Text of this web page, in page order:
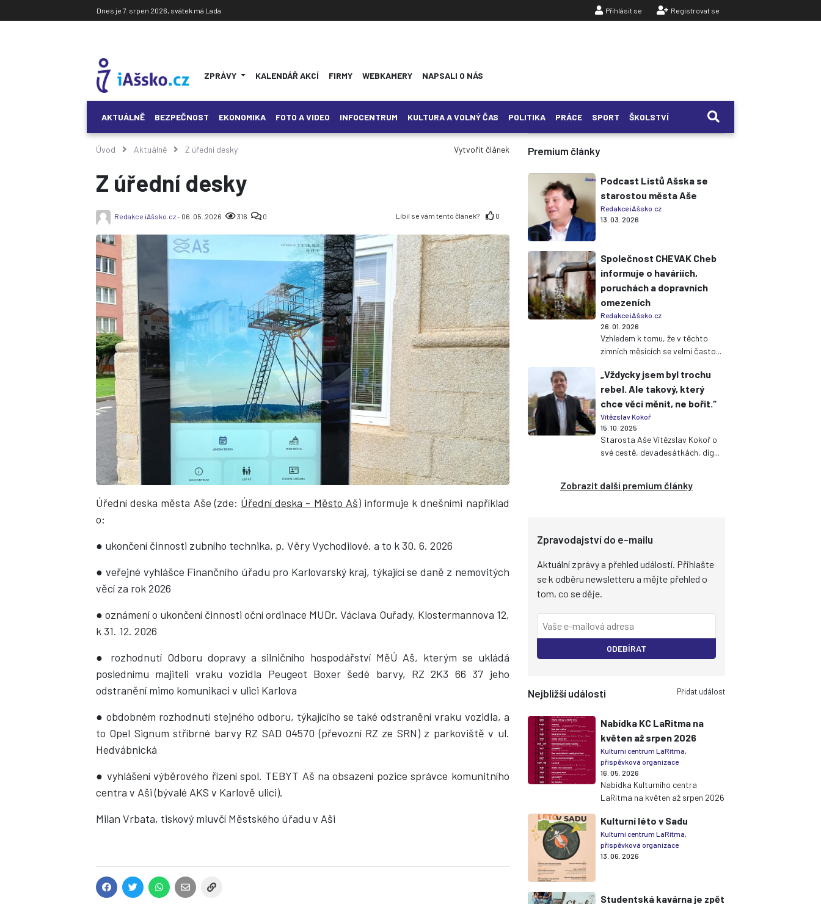
Dnes je 7. srpen 2026, svátek má Lada Přihlásit se Registrovat se
ZPRÁVY KALENDÁŘ AKCÍ FIRMY WEBKAMERY NAPSALI O NÁS
AKTUÁLNĚ BEZPEČNOST EKONOMIKA FOTO A VIDEO INFOCENTRUM KULTURA A VOLNÝ ČAS POLITIKA PRÁCE SPORT ŠKOLSTVÍ
Úvod Aktuálně Z úřední desky Vytvořit článek
Z úřední desky
Redakce iAšsko.cz- 06. 05. 2026 316 0 Líbil se vám tento článek? 0
Úřední deska města Aše (zde: Úřední deska - Město Aš) informuje k dnešními například
o:
● ukončení činnosti zubního technika, p. Věry Vychodilové, a to k 30. 6. 2026
● veřejné vyhlášce Finančního úřadu pro Karlovarský kraj, týkající se daně z nemovitých
věcí za rok 2026
● oznámení o ukončení činnosti oční ordinace MUDr. Václava Ouřady, Klostermannova 12,
k 31. 12. 2026
● rozhodnutí Odboru dopravy a silničního hospodářství MěÚ Aš, kterým se ukládá
poslednímu majiteli vraku vozidla Peugeot Boxer šedé barvy, RZ 2K3 66 37 jeho
odstranění mimo komunikaci v ulici Karlova
● obdobném rozhodnutí stejného odboru, týkajícího se také odstranění vraku vozidla, a
to Opel Signum stříbrné barvy RZ SAD 04570 (převozní RZ ze SRN) z parkoviště v ul.
Hedvábnická
● vyhlášení výběrového řízení spol. TEBYT Aš na obsazení pozice správce komunitního
centra v Aši (bývalé AKS v Karlově ulici).
Milan Vrbata, tiskový mluvčí Městského úřadu v Aši
Premium články
Podcast Listů Ašska se
starostou města Aše
Redakce iAšsko.cz
13. 03. 2026
Společnost CHEVAK Cheb
informuje o haváriích,
poruchách a dopravních
omezeních
Redakce iAšsko.cz
26. 01. 2026
Vzhledem k tomu, že v těchto
zimních měsících se velmi často...
„Vždycky jsem byl trochu
rebel. Ale takový, který
chce věci měnit, ne bořit.“
Vítězslav Kokoř
15. 10. 2025
Starosta Aše Vítězslav Kokoř o
své cestě, devadesátkách, dig...
Zobrazit další premium články
Zpravodajství do e-mailu
Aktuální zprávy a přehled událostí. Přihlašte
se k odběru newsletteru a mějte přehled o
tom, co se děje.
ODEBÍRAT
Nejbližší události Přidat událost
Nabídka KC LaRitma na
květen až srpen 2026
Kulturní centrum LaRitma,
příspěvková organizace
16. 05. 2026
Nabídka Kulturního centra
LaRitma na květen až srpen 2026
Kulturní léto v Sadu
Kulturní centrum LaRitma,
příspěvková organizace
13. 06. 2026
Studentská kavárna je zpět